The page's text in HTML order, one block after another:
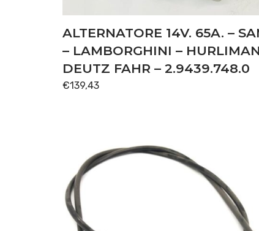
ALTERNATORE 14V. 65A. –
– LAMBORGHINI –
DEUTZ FAHR – 2.9439.748.0
€139,43